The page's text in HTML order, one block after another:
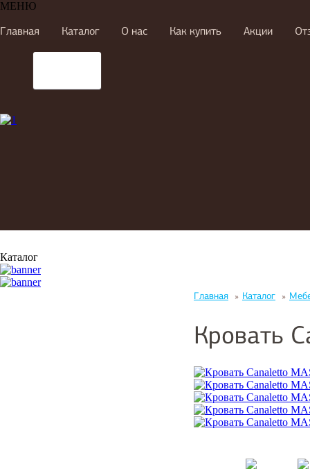
МЕНЮ
Главная Каталог О нас Как купить Акции
Каталог
Главная » Каталог »
Кровать